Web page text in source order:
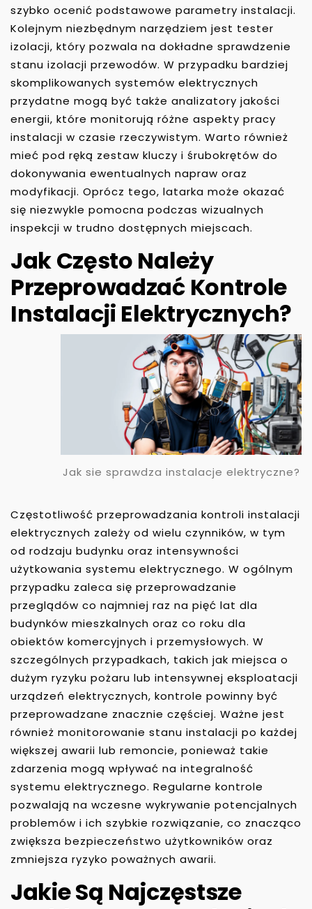
szybko ocenić podstawowe parametry instalacji.
Kolejnym niezbędnym narzędziem jest tester
izolacji, który pozwala na dokładne sprawdzenie
stanu izolacji przewodów. W przypadku bardziej
skomplikowanych systemów elektrycznych
przydatne mogą być także analizatory jakości
energii, które monitorują różne aspekty pracy
instalacji w czasie rzeczywistym. Warto również
mieć pod ręką zestaw kluczy i śrubokrętów do
dokonywania ewentualnych napraw oraz
modyfikacji. Oprócz tego, latarka może okazać
się niezwykle pomocna podczas wizualnych
inspekcji w trudno dostępnych miejscach.
Jak Często Należy
Przeprowadzać Kontrole
Instalacji Elektrycznych?
Jak sie sprawdza instalacje elektryczne?
Częstotliwość przeprowadzania kontroli instalacji
elektrycznych zależy od wielu czynników, w tym
od rodzaju budynku oraz intensywności
użytkowania systemu elektrycznego. W ogólnym
przypadku zaleca się przeprowadzanie
przeglądów co najmniej raz na pięć lat dla
budynków mieszkalnych oraz co roku dla
obiektów komercyjnych i przemysłowych. W
szczególnych przypadkach, takich jak miejsca o
dużym ryzyku pożaru lub intensywnej eksploatacji
urządzeń elektrycznych, kontrole powinny być
przeprowadzane znacznie częściej. Ważne jest
również monitorowanie stanu instalacji po każdej
większej awarii lub remoncie, ponieważ takie
zdarzenia mogą wpływać na integralność
systemu elektrycznego. Regularne kontrole
pozwalają na wczesne wykrywanie potencjalnych
problemów i ich szybkie rozwiązanie, co znacząco
zwiększa bezpieczeństwo użytkowników oraz
zmniejsza ryzyko poważnych awarii.
Jakie Są Najczęstsze